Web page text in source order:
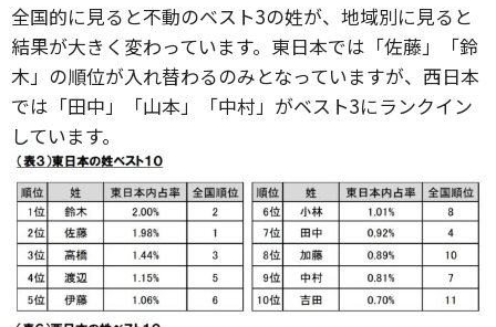
全国的に見ると不動のベスト3の姓が、地域別に見ると
結果が大きく変わっています。東日本では「佐藤」「鈴
木」の順位が入れ替わるのみとなっていますが、西日本
では「田中」「山本」「中村」がベスト3にランクイン
しています。